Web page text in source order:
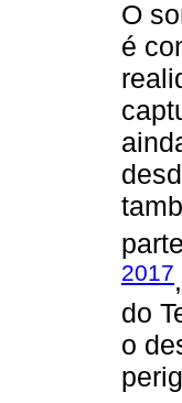
O
é
2017
do
o